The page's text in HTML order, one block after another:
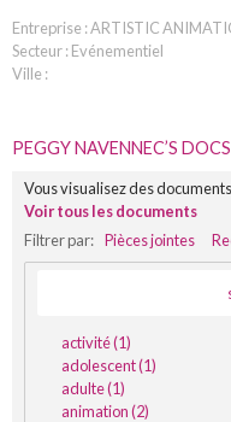
Entreprise : ARTISTIC
Secteur : Evénementiel
Ville :
PEGGY NAVENNEC’S DOCS
Vous visualisez des
Voir tous les documents
Filtrer par: Pièces jointes
activité (1)
adolescent (1)
adulte (1)
animation (2)